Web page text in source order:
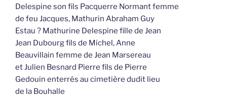
Delespine son fils Pacquerre Normant femme
de feu Jacques, Mathurin Abraham Guy
Estau ? Mathurine Delespine fille de Jean
Jean Dubourg fils de Michel, Anne
Beauvillain femme de Jean Marsereau
et Julien Besnard Pierre fils de Pierre
Gedouin enterrés au cimetière dudit lieu
de la Bouhalle